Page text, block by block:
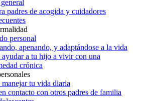
padres de acogida y cuidadores
personal
apenando, y adaptándose a la vida
a tu hijo a vivir con una
crónica
tu vida diaria
contacto con otros padres de familia